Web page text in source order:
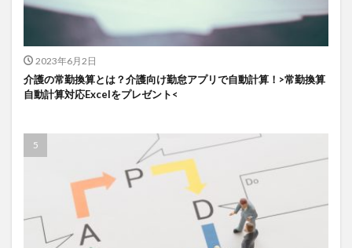
2023年6月2日
介護の常勤換算とは？介護向け勤怠アプリで自動計算！>常勤換算
自動計算対応Excelをプレゼント<
ナノファイバーマスク
ハビットトラッカー
パラマウントベッド
ハレルベースアリマツ
ハンドソープ
ビジネスマインド
ビジネス哲学
検索